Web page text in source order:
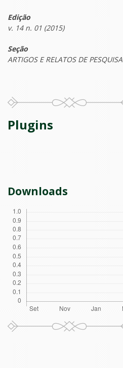
Edição
v. 14 n. 01 (2015)
Seção
ARTIGOS E RELATOS DE PESQUISA
Plugins
Downloads